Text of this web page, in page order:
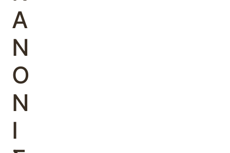
Α
Ν
Ο
Ν
Ι